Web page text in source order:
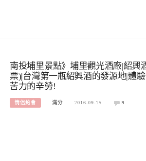
南投埔里景點》埔里觀光酒廠|紹興
票)|台灣第一瓶紹興酒的發源地|體
苦力的辛勞!
情侶約會 滿分 2016-09-15 9